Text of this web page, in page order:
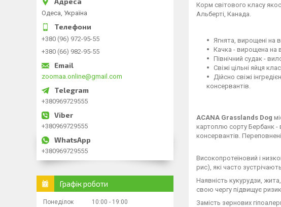
Корм світового класу
Альберті, Канада.
Ягнята, вирощені на
Качка - вирощена на
Північний судак -
Свіжі цільні яйця
Дійсно свіжі
консервантів.
ACANA Grasslands Dog
картоплю сорту Бербанк -
консервантів.
Високопротеїновий і
рис), які часто
Наявність кукурудзи,
свою чергу підвищує
Замість зернових
Одеса, Україна
+380 (96) 972-95-55
+380 (66) 982-95-55
zoomaa.online@gmail.com
+380969729555
+380969729555
+380969729555
Графік роботи
Понеділок 10:00
19:00